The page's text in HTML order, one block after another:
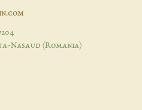
Nasaud (Romania)